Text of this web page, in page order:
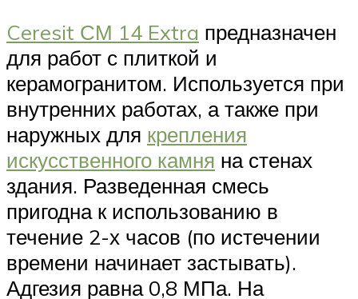
Ceresit СМ 14 Extra предназначен
для работ с плиткой и
керамогранитом. Используется при
внутренних работах, а также при
наружных для крепления
искусственного камня на стенах
здания. Разведенная смесь
пригодна к использованию в
течение 2-х часов (по истечении
времени начинает застывать).
Адгезия равна 0,8 МПа. На